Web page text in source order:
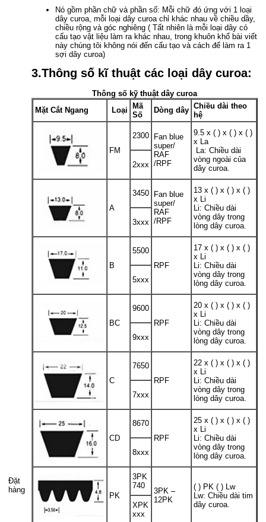
Đặt
hàng
Nó gồm phần chữ và phần số: Mỗi chữ đó ứng với 1 loại
dây curoa, mỗi loại dây curoa chỉ khác nhau về chiều dầy,
chiều rộng và góc nghiêng ( Tất nhiên là mỗi loại dây có
cấu tạo vật liệu làm ra khác nhau, trong khuôn khổ bài viết
này chúng tôi không nói đến cấu tạo và cách để làm ra 1
sợi dây curoa)
3.Thông số kĩ thuật các loại dây curoa:
Thông số kỹ thuật dây curoa
Mặt Cắt Ngang
Loại
Mã
Số
Dòng dây Chiều dài theo
hệ
FM
2300
Fan blue
super/
RAF
/RPF
9.5 x ( ) x ( ) x ( )
x La
La: Chiều dài
vòng ngoài của
dây curoa.
2xxx
A
3450
Fan blue
super/
RAF
/RPF
13 x ( ) x ( ) x ( )
x Li
Li: Chiều dài
vòng dây trong
lòng dây curoa.
3xxx
B
5500
RPF
17 x ( ) x ( ) x ( )
x Li
Li: Chiều dài
vòng dây trong
lòng dây curoa.
5xxx
BC
9600
RPF
20 x ( ) x ( ) x ( )
x Li
Li: Chiều dài
vòng dây trong
lòng dây curoa.
9xxx
C
7650
RPF
22 x ( ) x ( ) x ( )
x Li
Li: Chiều dài
vòng dây trong
lòng dây curoa.
7xxx
CD
8670
RPF
25 x ( ) x ( ) x ( )
x Li
Li: Chiều dài
vòng dây trong
lòng dây curoa.
8xxx
PK
3PK
740
3PK –
12PK
( ) PK ( ) Lw
Lw: Chiều dài tim
dây curoa.
XPK
xxx